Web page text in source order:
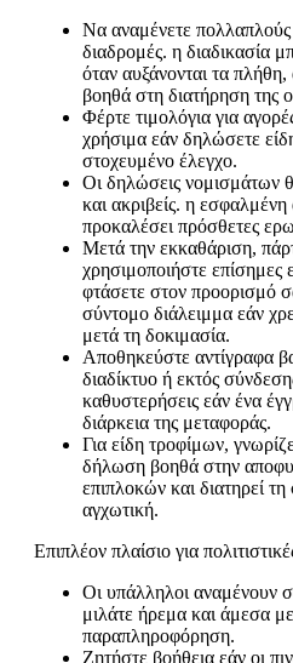
Να αναμένετε πολλαπλούς
διαδρομές. η διαδικασία
όταν αυξάνονται τα
βοηθά στη διατήρηση της
Φέρτε τιμολόγια για
χρήσιμα εάν δηλώσετε
στοχευμένο έλεγχο.
Οι δηλώσεις νομισμάτων
και ακριβείς. η
προκαλέσει πρόσθετες
Μετά την εκκαθάριση,
χρησιμοποιήστε επίσημες
φτάσετε στον προορισμό
σύντομο διάλειμμα εάν
μετά τη δοκιμασία.
Αποθηκεύστε αντίγραφα
διαδίκτυο ή εκτός
καθυστερήσεις εάν ένα
διάρκεια της μεταφοράς.
Για είδη τροφίμων,
δήλωση βοηθά στην
επιπλοκών και διατηρεί
αγχωτική.
Επιπλέον πλαίσιο για
Οι υπάλληλοι αναμένουν
μιλάτε ήρεμα και άμεσα
παραπληροφόρηση.
Ζητήστε βοήθεια εάν οι